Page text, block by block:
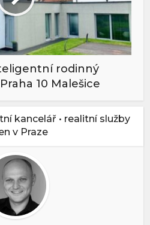
rodinný
10 Malešice
kancelář • realitní služby
v Praze